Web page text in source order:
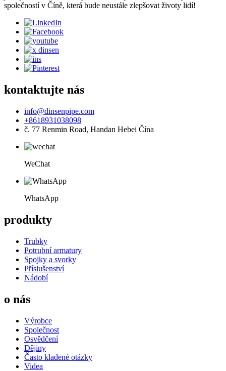
společností v Číně, která bude neustále zlepšovat životy lidí!
kontaktujte nás
info@dinsenpipe.com
+8618931038098
č. 77 Renmin Road, Handan Hebei Čína
WeChat
WhatsApp
produkty
Trubky
Potrubní armatury
Spojky a svorky
Příslušenství
Nádobí
o nás
Výrobce
Společnost
Osvědčení
Dějiny
Často kladené otázky
Videa